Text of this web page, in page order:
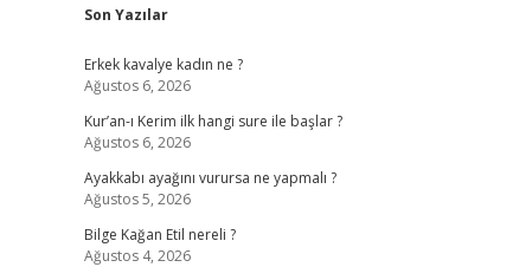
Sidebar
Son Yazılar
Erkek kavalye kadın ne ?
Ağustos 6, 2026
Kur’an-ı Kerim ilk hangi sure ile başlar ?
Ağustos 6, 2026
Ayakkabı ayağını vurursa ne yapmalı ?
Ağustos 5, 2026
Bilge Kağan Etil nereli ?
Ağustos 4, 2026
piabellacasino